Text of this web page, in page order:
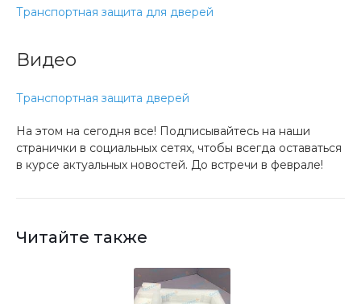
Транспортная защита для дверей
Видео
Транспортная защита дверей
На этом на сегодня все! Подписывайтесь на наши
странички в социальных сетях, чтобы всегда оставаться
в курсе актуальных новостей. До встречи в феврале!
Читайте также